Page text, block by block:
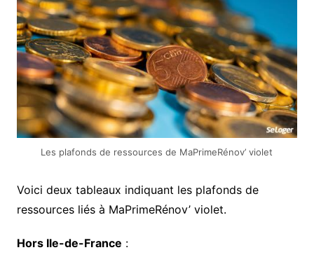
Les plafonds de ressources de MaPrimeRénov’ violet
Voici deux tableaux indiquant les plafonds de
ressources liés à MaPrimeRénov’ violet.
Hors Ile-de-France :